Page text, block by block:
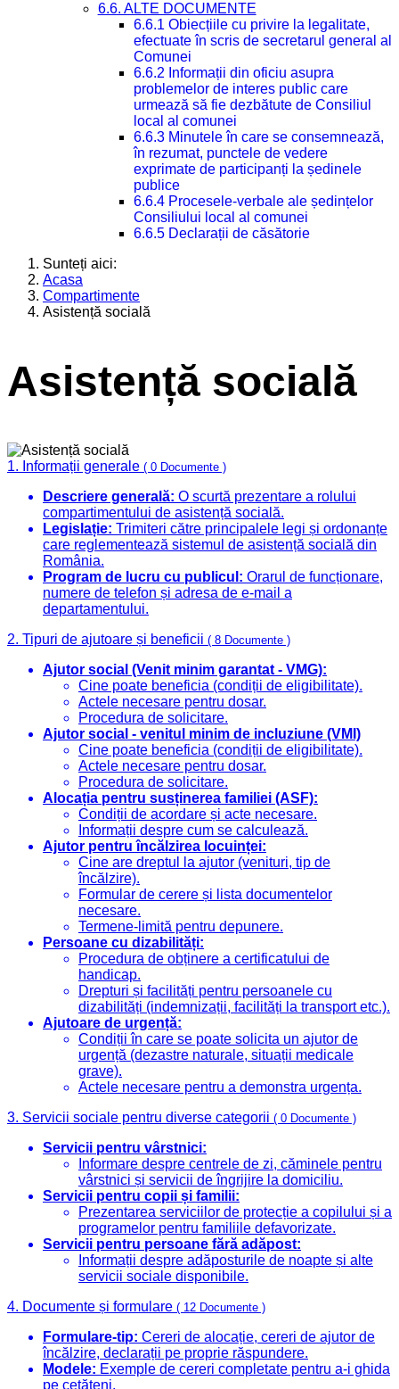
6.6. ALTE DOCUMENTE
6.6.1 Obiecțiile cu privire la legalitate,
efectuate în scris de secretarul general al
Comunei
6.6.2 Informații din oficiu asupra
problemelor de interes public care
urmează să fie dezbătute de Consiliul
local al comunei
6.6.3 Minutele în care se consemnează,
în rezumat, punctele de vedere
exprimate de participanți la ședinele
publice
6.6.4 Procesele-verbale ale ședințelor
Consiliului local al comunei
6.6.5 Declarații de căsătorie
Sunteți aici:
Acasa
Compartimente
Asistență socială
Asistență socială
1. Informații generale ( 0 Documente )
Descriere generală: O scurtă prezentare a rolului
compartimentului de asistență socială.
Legislație: Trimiteri către principalele legi și ordonanțe
care reglementează sistemul de asistență socială din
România.
Program de lucru cu publicul: Orarul de funcționare,
numere de telefon și adresa de e-mail a
departamentului.
2. Tipuri de ajutoare și beneficii ( 8 Documente )
Ajutor social (Venit minim garantat - VMG):
Cine poate beneficia (condiții de eligibilitate).
Actele necesare pentru dosar.
Procedura de solicitare.
Ajutor social - venitul minim de incluziune (VMI)
Cine poate beneficia (condiții de eligibilitate).
Actele necesare pentru dosar.
Procedura de solicitare.
Alocația pentru susținerea familiei (ASF):
Condiții de acordare și acte necesare.
Informații despre cum se calculează.
Ajutor pentru încălzirea locuinței:
Cine are dreptul la ajutor (venituri, tip de
încălzire).
Formular de cerere și lista documentelor
necesare.
Termene-limită pentru depunere.
Persoane cu dizabilități:
Procedura de obținere a certificatului de
handicap.
Drepturi și facilități pentru persoanele cu
dizabilități (indemnizații, facilități la transport etc.).
Ajutoare de urgență:
Condiții în care se poate solicita un ajutor de
urgență (dezastre naturale, situații medicale
grave).
Actele necesare pentru a demonstra urgența.
3. Servicii sociale pentru diverse categorii ( 0 Documente )
Servicii pentru vârstnici:
Informare despre centrele de zi, căminele pentru
vârstnici și servicii de îngrijire la domiciliu.
Servicii pentru copii și familii:
Prezentarea serviciilor de protecție a copilului și a
programelor pentru familiile defavorizate.
Servicii pentru persoane fără adăpost:
Informații despre adăposturile de noapte și alte
servicii sociale disponibile.
4. Documente și formulare ( 12 Documente )
Formulare-tip: Cereri de alocație, cereri de ajutor de
încălzire, declarații pe proprie răspundere.
Modele: Exemple de cereri completate pentru a-i ghida
pe cetățeni.